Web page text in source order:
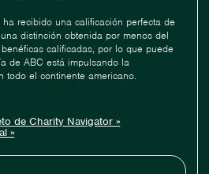
recibido una calificación perfecta de
distinción obtenida por menos del
calificadas, por lo que puede
de ABC está impulsando la
todo el continente americano.
de Charity Navigator »
»